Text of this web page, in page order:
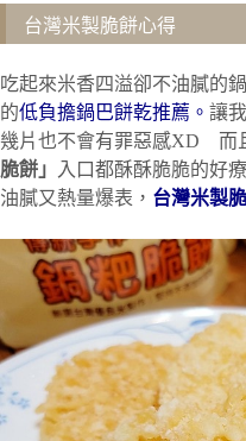
台灣米製脆餅心得
吃起來米香四溢卻不油膩的
的低負擔鍋巴餅乾推薦。 讓
幾片也不會有罪惡感XD 而
脆餅」
入口都酥酥脆脆的好
油膩又熱量爆表， 台灣米製